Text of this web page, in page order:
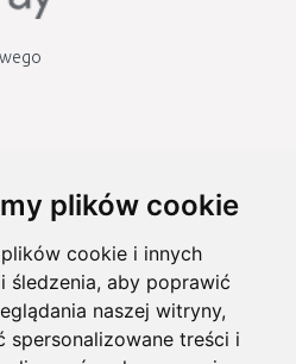
plików cookie
cookie i innych
śledzenia, aby poprawić
naszej witryny,
spersonalizowane treści i
E-MAIL DO LISTY ZAUFANYCH